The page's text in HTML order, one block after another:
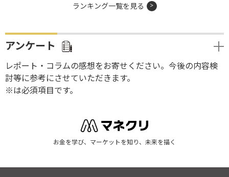
ランキング一覧を見る
アンケート
レポート・コラムの感想をお寄せください。今後の内容検
討等に参考にさせていただきます。
※は必須項目です。
お金を学び、マーケットを知り、未来を描く